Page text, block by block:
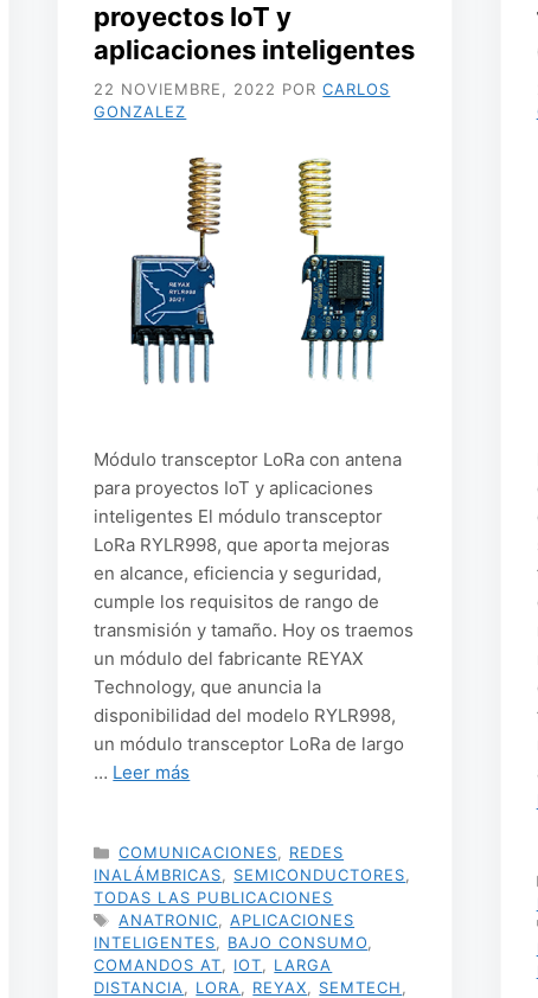
proyectos IoT y
aplicaciones inteligentes
22 NOVIEMBRE, 2022 PORCARLOS
GONZALEZ
Módulo transceptor LoRa con antena
para proyectos IoT y aplicaciones
inteligentes El módulo transceptor
LoRa RYLR998, que aporta mejoras
en alcance, eficiencia y seguridad,
cumple los requisitos de rango de
transmisión y tamaño. Hoy os traemos
un módulo del fabricante REYAX
Technology, que anuncia la
disponibilidad del modelo RYLR998,
un módulo transceptor LoRa de largo
… Leer más
CATEGORÍAS
COMUNICACIONES
REDES
INALÁMBRICAS
SEMICONDUCTORES
TODAS LAS PUBLICACIONES
ETIQUETAS
ANATRONIC ,APLICACIONES
INTELIGENTES
BAJO CONSUMO
COMANDOS AT
IOT
LARGA
DISTANCIA
LORA REYAX SEMTECH